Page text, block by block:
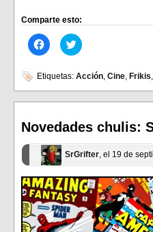
Comparte esto:
Haz
clic
en
Facebook
(Se
abre
ventana
nueva)
Haz
clic
en
(Se
abre
ventana
nueva)
Etiquetas: Acción, Cine, Frikis,
Novedades chulis:
SrGrifter, el 19 de